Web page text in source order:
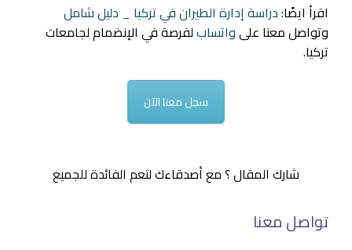
اقرأ ايضًا:دراسة إدارة الطيران في تركيا _ دليل شامل
وتواصل معنا علىواتسابلفرصة في الإنضمام لجامعات
تركيا.
سجل معنا الآن
شارك المقال ؟ مع أصدقاءك لتعم الفائدة للجميع
تواصل معنا